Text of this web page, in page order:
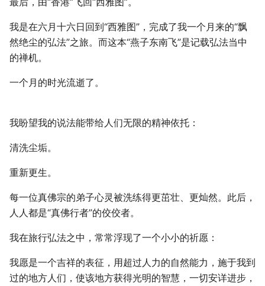
我是在六月十六日回到“西雅图”，完成了我一个月来的“飘
然绝尘的弘法”之旅。而这本“燕子东南飞”是记载弘法当中
的禅机。
一个月的时光流逝了。
我盼望我的说法能带给人们无限的精神依托：
清洗尘垢。
重新更生。
每一位真佛宗的弟子心灵被洗练得更茁壮、更灿然。此后，
人人都是“真佛行者”的佼佼者。
我在旅行弘法之中，常常浮现了一个小小的祈愿：
我愿是一个吉祥的表征，用超过人力的自然能力，施于我到
过的地方人们，使该地方获得光明的智慧，一切安详进步，